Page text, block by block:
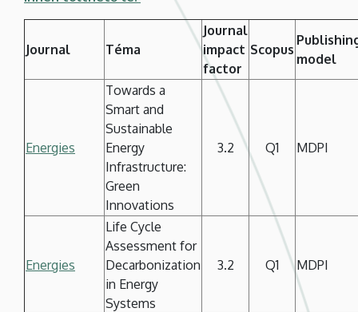
Journal Téma
Journal
impact
factor
Scopus
model
Energies
Towards a
Smart and
Sustainable
Energy
Infrastructure:
Green
Innovations
3.2 Q1 MDPI
Energies
Life Cycle
Assessment for
Decarbonization
in Energy
Systems
3.2 Q1 MDPI